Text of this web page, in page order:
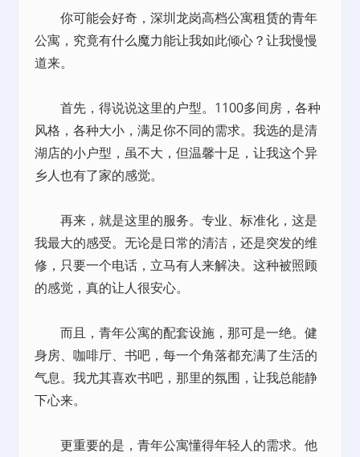
你可能会好奇，深圳龙岗高档公寓租赁的青年
公寓，究竟有什么魔力能让我如此倾心？让我慢慢
道来。
首先，得说说这里的户型。1100多间房，各种
风格，各种大小，满足你不同的需求。我选的是清
湖店的小户型，虽不大，但温馨十足，让我这个异
乡人也有了家的感觉。
再来，就是这里的服务。专业、标准化，这是
我最大的感受。无论是日常的清洁，还是突发的维
修，只要一个电话，立马有人来解决。这种被照顾
的感觉，真的让人很安心。
而且，青年公寓的配套设施，那可是一绝。健
身房、咖啡厅、书吧，每一个角落都充满了生活的
气息。我尤其喜欢书吧，那里的氛围，让我总能静
下心来。
更重要的是，青年公寓懂得年轻人的需求。他